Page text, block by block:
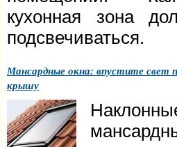
кухонная зона
подсвечиваться.
Мансардные окна: впустите свет
крышу